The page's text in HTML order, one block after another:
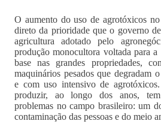
O aumento do uso de agrotóxicos
direto da prioridade que o governo
agricultura adotado pelo
produção monocultora voltada para a
base nas grandes propriedades,
maquinários pesados que degradam
e com uso intensivo de
produzir, ao longo dos anos,
problemas no campo brasileiro: um
contaminação das pessoas e do meio